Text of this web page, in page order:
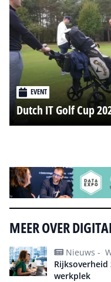
EVENT
Dutch IT Golf Cup
MEER OVER
Nieuws -
werkplek